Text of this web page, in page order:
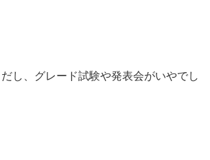
し、グレード試験や発表会がいやでし